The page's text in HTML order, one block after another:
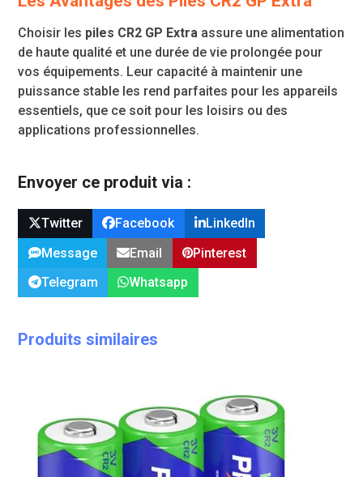
Choisir les piles CR2 GP Extra assure une alimentation
de haute qualité et une durée de vie prolongée pour
vos équipements. Leur capacité à maintenir une
puissance stable les rend parfaites pour les appareils
essentiels, que ce soit pour les loisirs ou des
applications professionnelles.
Envoyer ce produit via :
Twitter Facebook
LinkedIn
Message
Email
Pinterest
Telegram
Whatsapp
Produits similaires